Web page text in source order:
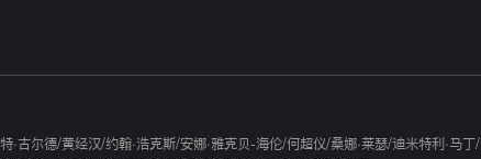
·古尔德/黄经汉/约翰·浩克斯/安娜·雅克贝-海伦/何超仪/桑娜·莱瑟/迪米特利·马丁/